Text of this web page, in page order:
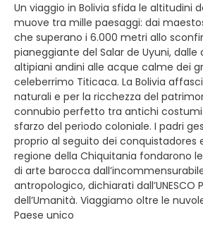
Un viaggio in Bolivia sfida le altitudini
muove tra mille paesaggi: dai
che superano i 6.000 metri allo
pianeggiante del Salar de Uyuni, dalle
altipiani andini alle acque calme dei
celeberrimo Titicaca. La Bolivia
naturali e per la ricchezza del
connubio perfetto tra antichi
sfarzo del periodo coloniale. I padri
proprio al seguito dei conquistadores
regione della Chiquitania fondarono
di arte barocca
antropologico, dichiarati dall’UNESCO
dell’Umanità. Viaggiamo oltre le
Paese unico